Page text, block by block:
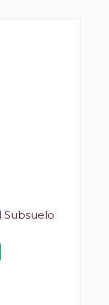
Subsuelo